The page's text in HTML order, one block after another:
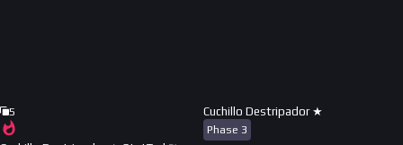
5 Cuchillo Destripador ★
Phase 3